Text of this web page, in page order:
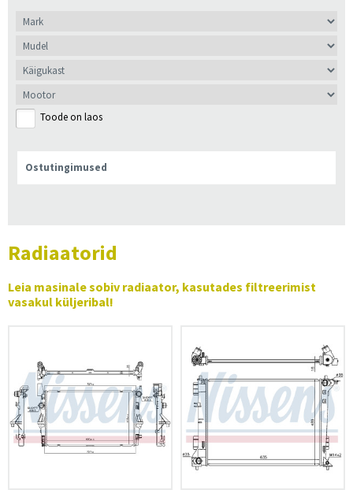
Toode on laos
Ostutingimused
Radiaatorid
Leia masinale sobiv radiaator, kasutades filtreerimist
vasakul küljeribal!